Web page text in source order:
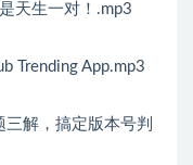
天生一对！.mp3
Trending App.mp3
解，搞定版本号判